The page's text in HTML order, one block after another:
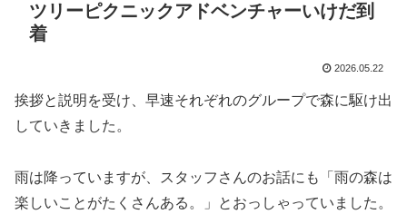
ツリーピクニックアドベンチャーいけだ到
着
2026.05.22
挨拶と説明を受け、早速それぞれのグループで森に駆け出
していきました。
雨は降っていますが、スタッフさんのお話にも「雨の森は
楽しいことがたくさんある。」とおっしゃっていました。